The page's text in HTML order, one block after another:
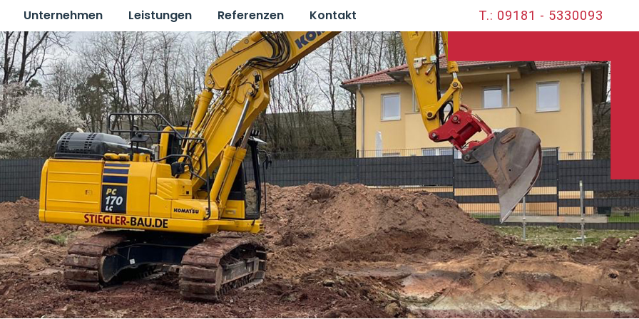
Unternehmen Leistungen Referenzen Kontakt T.: 09181 - 5330093